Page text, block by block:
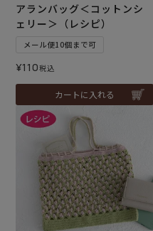
アランバッグ＜コットンシ
ェリー＞（レシピ）
メール便10個まで可
¥110税込
カートに入れる